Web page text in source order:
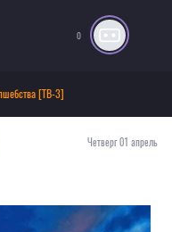
0
[ТВ-3]
Четверг 01 апрель